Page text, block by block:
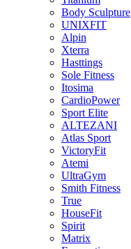
Body Sculpture
UNIXFIT
Alpin
Xterra
Hasttings
Sole Fitness
Itosima
CardioPower
Sport Elite
ALTEZANI
Atlas Sport
VictoryFit
Atemi
UltraGym
Smith Fitness
True
HouseFit
Spirit
Matrix